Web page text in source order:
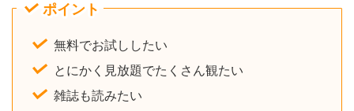
ポイント
無料でお試ししたい
とにかく見放題でたくさん観たい
雑誌も読みたい